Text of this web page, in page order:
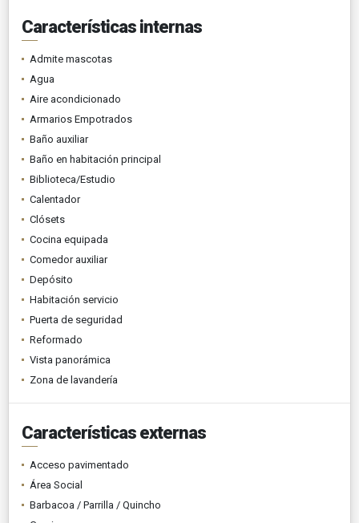
Características internas
Admite mascotas
Agua
Aire acondicionado
Armarios Empotrados
Baño auxiliar
Baño en habitación principal
Biblioteca/Estudio
Calentador
Clósets
Cocina equipada
Comedor auxiliar
Depósito
Habitación servicio
Puerta de seguridad
Reformado
Vista panorámica
Zona de lavandería
Características externas
Acceso pavimentado
Área Social
Barbacoa / Parrilla / Quincho